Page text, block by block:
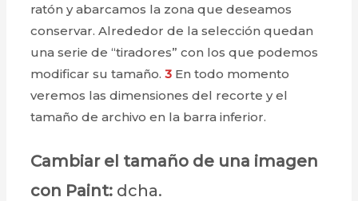
mt
a
m
o
e
n
ratón y abarcamos la zona que deseamos
conservar. Alrededor de la selección quedan
una serie de “tiradores” con los que podemos
modificar su tamaño.3 En todo momento
veremos las dimensiones del recorte y el
tamaño de archivo en la barra inferior.
Cambiar el tamaño de una imagen
con Paint: dcha.